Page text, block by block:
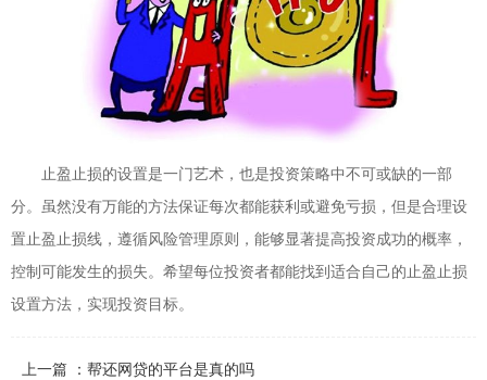
止盈止损的设置是一门艺术，也是投资策略中不可或缺的一部
分。虽然没有万能的方法保证每次都能获利或避免亏损，但是合理设
置止盈止损线，遵循风险管理原则，能够显著提高投资成功的概率，
控制可能发生的损失。希望每位投资者都能找到适合自己的止盈止损
设置方法，实现投资目标。
上一篇 ：帮还网贷的平台是真的吗